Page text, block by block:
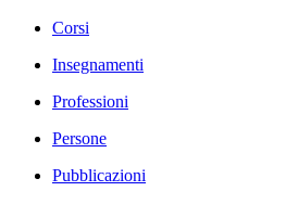
Corsi
Insegnamenti
Professioni
Persone
Pubblicazioni